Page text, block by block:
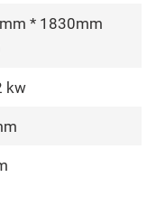
* 1830mm
kw